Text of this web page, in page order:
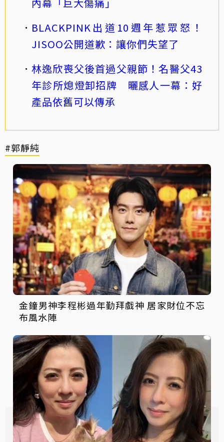
BLACKPINK出道10週年惹眾怒！
JISOO公開道歉：讓你們失望了
林逸欣喪父後首過父親節！名醫父43
年診所熄燈卸招牌 曬感人一幕：好
產品依舊可以傳承
#郭靜純
金鐘男神李程彬過年勤拜戲神 居家財位不忘
布風水陣